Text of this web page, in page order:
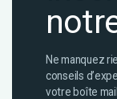
Ne manquez
conseils
votre boîte mail.